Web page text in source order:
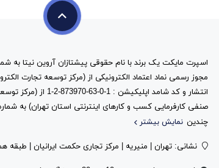
مجوز رسمی نماد اعتماد الکترونیکی از (مرکز توسعه تجارت
انتشار و کد شامد
چندین نمایش بیشتر
نشانی: تهران | منیریه | مرکز تجاری حکمت ایرانیان | طبقه